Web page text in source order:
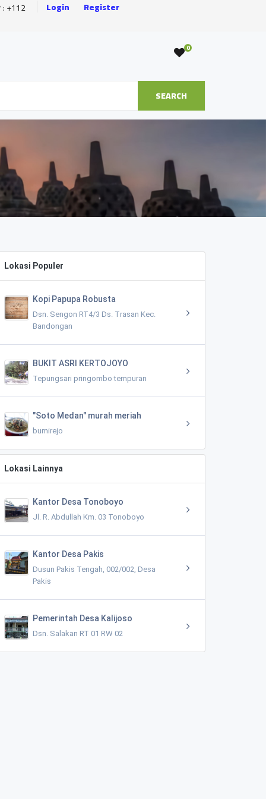
: +112 Login Register
0
SEARCH
Lokasi Populer
Kopi Papupa Robusta
Dsn. Sengon RT4/3 Ds. Trasan Kec.
Bandongan
BUKIT ASRI KERTOJOYO
Tepungsari pringombo tempuran
"Soto Medan" murah meriah
bumirejo
Lokasi Lainnya
Kantor Desa Tonoboyo
Jl. R. Abdullah Km. 03 Tonoboyo
Kantor Desa Pakis
Dusun Pakis Tengah, 002/002, Desa
Pakis
Pemerintah Desa Kalijoso
Dsn. Salakan RT 01 RW 02